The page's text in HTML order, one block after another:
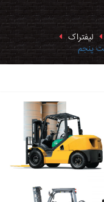
لیفتراک
پنجم